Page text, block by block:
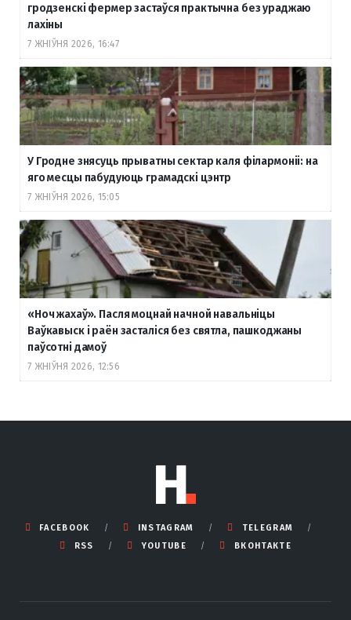
гродзенскі фермер застаўся практычна без ураджаю
лахіны
7 ЖНІЎНЯ 2026, 16:47
У Гродне знясуць прыватны сектар каля філармоніі: на
яго месцы пабудуюць грамадскі цэнтр
7 ЖНІЎНЯ 2026, 15:05
«Ноч жахаў». Пасля моцнай начной навальніцы
Ваўкавыск і раён засталіся без святла, пашкоджаны
паўсотні дамоў
7 ЖНІЎНЯ 2026, 12:56
FACEBOOK INSTAGRAM
TELEGRAM
RSS
YOUTUBE ВКОНТАКТЕ